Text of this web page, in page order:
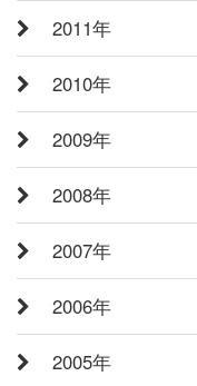
2011年
2010年
2009年
2008年
2007年
2006年
2005年